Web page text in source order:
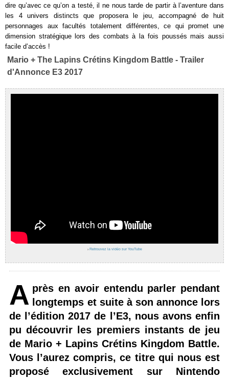
dire qu’avec ce qu’on a testé, il ne nous tarde de partir à l’aventure dans
les 4 univers distincts que proposera le jeu, accompagné de huit
personnages aux facultés totalement différentes, ce qui promet une
dimension stratégique lors des combats à la fois poussés mais aussi
facile d’accès !
Mario + The Lapins Crétins Kingdom Battle - Trailer
d'Annonce E3 2017
› Retrouvez la vidéo sur YouTube
A près en avoir entendu parler pendant
longtemps et suite à son annonce lors
de l’édition 2017 de l’E3, nous avons enfin
pu découvrir les premiers instants de jeu
de Mario + Lapins Crétins Kingdom Battle.
Vous l’aurez compris, ce titre qui nous est
proposé exclusivement sur Nintendo